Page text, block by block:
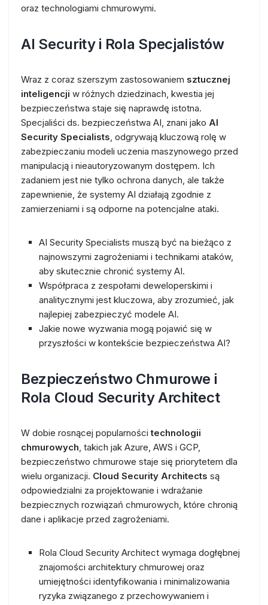
oraz technologiami chmurowymi.
AI Security i Rola Specjalistów
Wraz z coraz szerszym zastosowaniem sztucznej
inteligencji w różnych dziedzinach, kwestia jej
bezpieczeństwa staje się naprawdę istotna.
Specjaliści ds. bezpieczeństwa AI, znani jako AI
Security Specialists, odgrywają kluczową rolę w
zabezpieczaniu modeli uczenia maszynowego przed
manipulacją i nieautoryzowanym dostępem. Ich
zadaniem jest nie tylko ochrona danych, ale także
zapewnienie, że systemy AI działają zgodnie z
zamierzeniami i są odporne na potencjalne ataki.
AI Security Specialists muszą być na bieżąco z
najnowszymi zagrożeniami i technikami ataków,
aby skutecznie chronić systemy AI.
Współpraca z zespołami deweloperskimi i
analitycznymi jest kluczowa, aby zrozumieć, jak
najlepiej zabezpieczyć modele AI.
Jakie nowe wyzwania mogą pojawić się w
przyszłości w kontekście bezpieczeństwa AI?
Bezpieczeństwo Chmurowe i
Rola Cloud Security Architect
W dobie rosnącej popularnościtechnologii
chmurowych, takich jak Azure, AWS i GCP,
bezpieczeństwo chmurowe staje się priorytetem dla
wielu organizacji. Cloud Security Architects są
odpowiedzialni za projektowanie i wdrażanie
bezpiecznych rozwiązań chmurowych, które chronią
dane i aplikacje przed zagrożeniami.
Rola Cloud Security Architect wymaga dogłębnej
znajomości architektury chmurowej oraz
umiejętności identyfikowania i minimalizowania
ryzyka związanego z przechowywaniem i